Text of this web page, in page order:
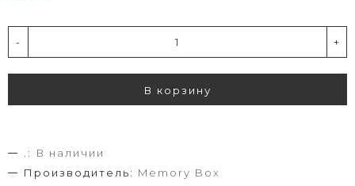
- +
В корзину
.:
В наличии
Производитель: Memory Box